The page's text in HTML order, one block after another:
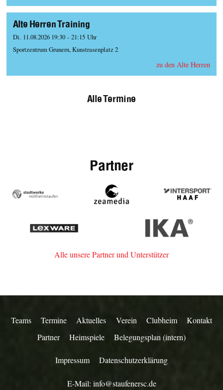
Alte Herren Training
Di. 11.08.2026 19:30 - 21:15 Uhr
Sportzentrum Grunern, Kunstrasenplatz 2
zu den Alte Herren
Alle Termine
Partner
Müllheim-
zeamedia,
Werbeagentur
Intersport
Haaf
IKA
Alle unsere Partner und Unterstützer
Teams Termine Aktuelles Verein Clubheim
Kontakt
Partner
Heimspiele Belegungsplan (intern)
Impressum Datenschutzerklärung
E-Mail: info@staufenersc.de